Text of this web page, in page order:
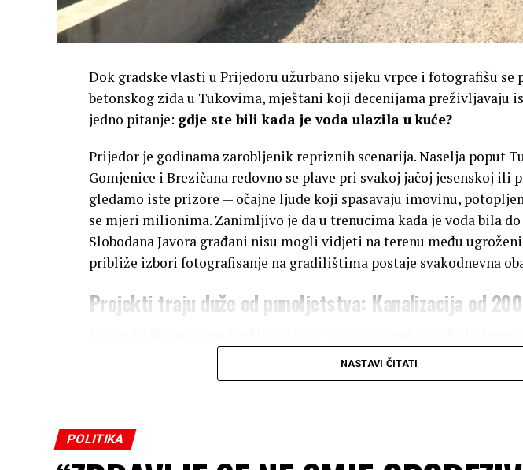
Dok gradske vlasti u Prijedoru užurbano sijeku vrpce i fotografišu se
betonskog zida u Tukovima, mještani koji decenijama preživljavaju
jedno pitanje: gdje ste bili kada je voda ulazila u kuće?
Prijedor je godinama zarobljenik repriznih scenarija. Naselja poput
Gomjenice i Brezičana redovno se plave pri svakoj jačoj jesenskoj ili
gledamo iste prizore — očajne ljude koji spasavaju imovinu,
se mjeri milionima. Zanimljivo je da u trenucima kada je voda bila
Slobodana Javora građani nisu mogli vidjeti na terenu među
približe izbori fotografisanje na gradilištima postaje svakodnevna
Projekti traju duže od punoljetstva: Kanalizacija od
investicijama” od sedam miliona KM preko JU “Vode Srpske”, devet
produbljivanju korita i izgradnji parapetnih zidova.
Gorka činjenica: Gradonačelnik
NASTAVI ČITATI
POLITIKA